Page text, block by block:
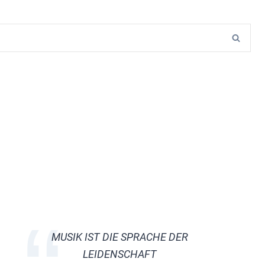
MUSIK IST DIE SPRACHE DER
LEIDENSCHAFT